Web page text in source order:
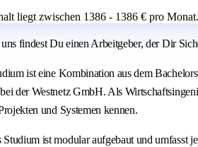
liegt zwischen 1386 - 1386 € pro Monat.
findest Du einen Arbeitgeber, der Dir
ist eine Kombination aus dem
der Westnetz GmbH. Als
und Systemen kennen.
Studium ist modular aufgebaut und umfasst